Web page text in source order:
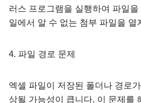
러스 프로그램을 실행하여 파일
일에서 알 수 없는 첨부 파일을 열
4. 파일 경로 문제
엑셀 파일이 저장된 폴더나 경로
상될 가능성이 큽니다. 이 문제를